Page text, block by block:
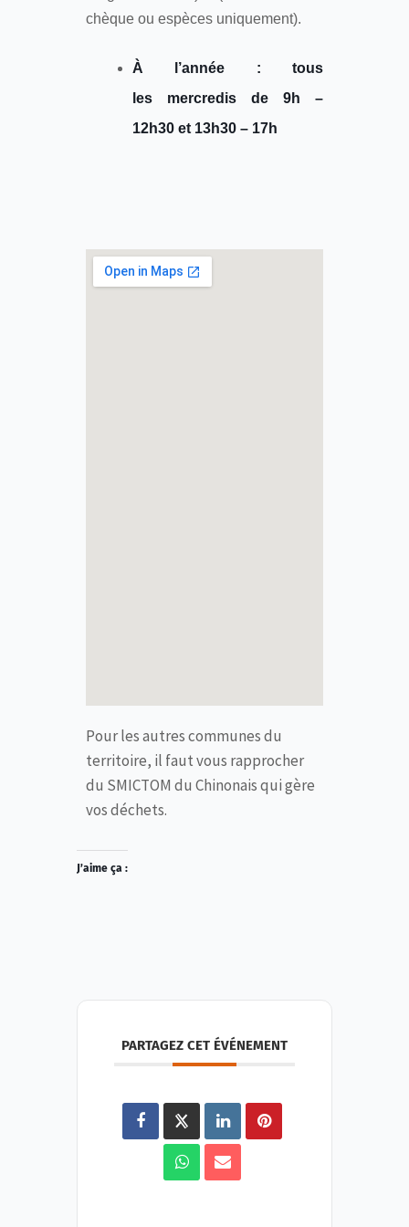
chèque ou espèces uniquement).
À l’année : tous
les mercredis de 9h –
12h30 et 13h30 – 17h
Pour les autres communes du
territoire, il faut vous rapprocher
du SMICTOM du Chinonais qui gère
vos déchets.
J’aime ça :
PARTAGEZ CET ÉVÉNEMENT